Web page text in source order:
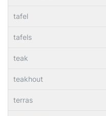
tafel
tafels
teak
teakhout
terras